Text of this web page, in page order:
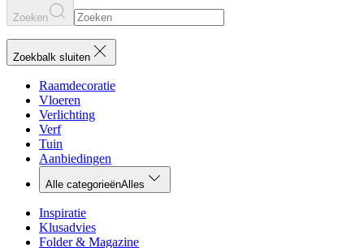
Zoeken
Zoekbalk sluiten
Raamdecoratie
Vloeren
Verlichting
Verf
Tuin
Aanbiedingen
Alle categorieënAlles
Inspiratie
Klusadvies
Folder & Magazine